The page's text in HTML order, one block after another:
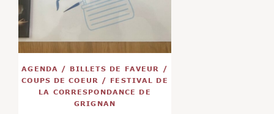
AGENDA / BILLETS DE FAVEUR
/
COUPS DE COEUR
/ FESTIVAL DE
LA CORRESPONDANCE DE
GRIGNAN